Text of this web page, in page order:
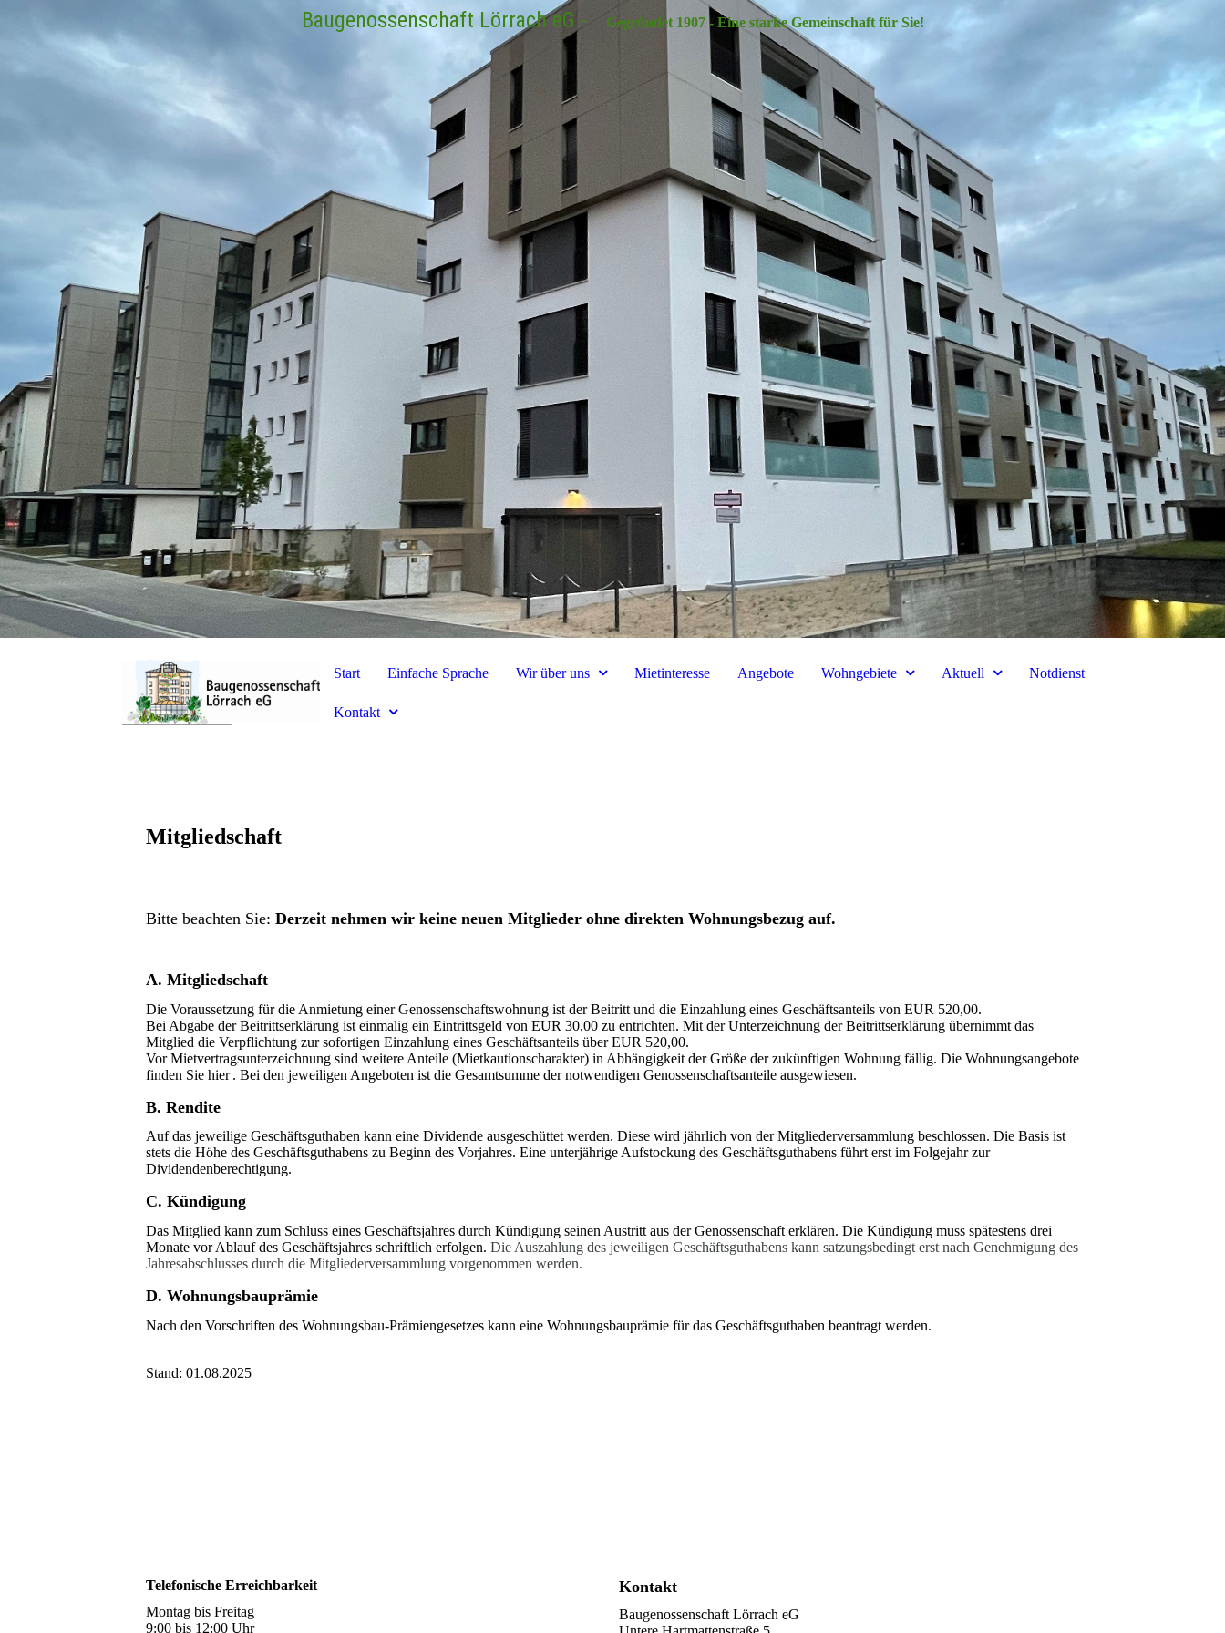
Baugenossenschaft Lörrach eG - Gegründet 1907 - Eine starke Gemeinschaft für Sie!
Start Einfache Sprache Wir über uns Mietinteresse Angebote Wohngebiete Aktuell Notdienst
Kontakt
Mitgliedschaft
Bitte beachten Sie: Derzeit nehmen wir keine neuen Mitglieder ohne direkten Wohnungsbezug auf.
A. Mitgliedschaft
Die Voraussetzung für die Anmietung einer Genossenschaftswohnung ist der Beitritt und die Einzahlung eines Geschäftsanteils von EUR 520,00.
Bei Abgabe der Beitrittserklärung ist einmalig ein Eintrittsgeld von EUR 30,00 zu entrichten. Mit der Unterzeichnung der Beitrittserklärung übernimmt das
Mitglied die Verpflichtung zur sofortigen Einzahlung eines Geschäftsanteils über EUR 520,00.
Vor Mietvertragsunterzeichnung sind weitere Anteile (Mietkautionscharakter) in Abhängigkeit der Größe der zukünftigen Wohnung fällig. Die Wohnungsangebote
finden Sie hier . Bei den jeweiligen Angeboten ist die Gesamtsumme der notwendigen Genossenschaftsanteile ausgewiesen.
B. Rendite
Auf das jeweilige Geschäftsguthaben kann eine Dividende ausgeschüttet werden. Diese wird jährlich von der Mitgliederversammlung beschlossen. Die Basis ist
stets die Höhe des Geschäftsguthabens zu Beginn des Vorjahres. Eine unterjährige Aufstockung des Geschäftsguthabens führt erst im Folgejahr zur
Dividendenberechtigung.
C. Kündigung
Das Mitglied kann zum Schluss eines Geschäftsjahres durch Kündigung seinen Austritt aus der Genossenschaft erklären. Die Kündigung muss spätestens drei
Monate vor Ablauf des Geschäftsjahres schriftlich erfolgen. Die Auszahlung des jeweiligen Geschäftsguthabens kann satzungsbedingt erst nach Genehmigung des
Jahresabschlusses durch die Mitgliederversammlung vorgenommen werden.
D. Wohnungsbauprämie
Nach den Vorschriften des Wohnungsbau-Prämiengesetzes kann eine Wohnungsbauprämie für das Geschäftsguthaben beantragt werden.
Stand: 01.08.2025
Telefonische Erreichbarkeit
Montag bis Freitag
9:00 bis 12:00 Uhr
Kontakt
Baugenossenschaft Lörrach eG